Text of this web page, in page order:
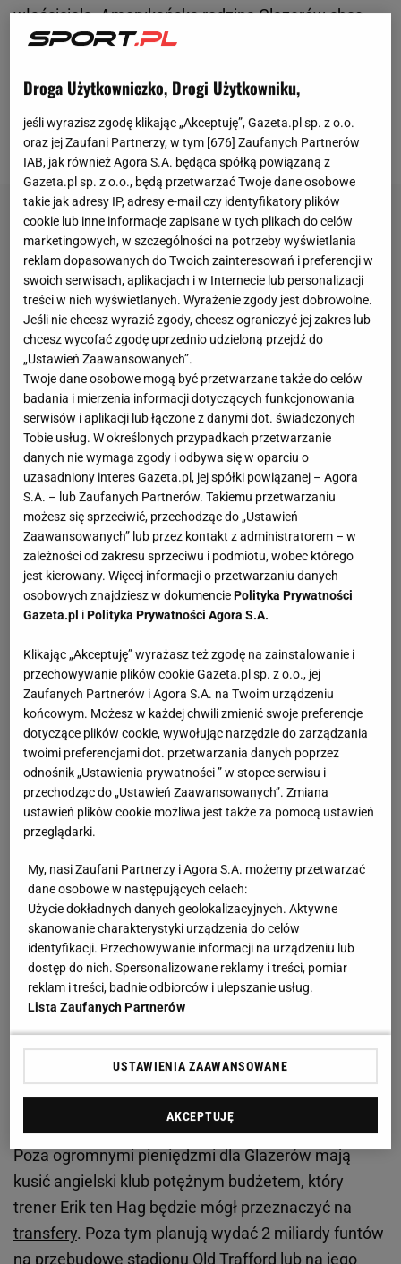
właściciela. Amerykańska rodzina Glazerów chce
pozbyć się pakietu właścicielskiego i już czeka na
zakupem jest grupa prywatnych inwestorów z
Kataru. Według dziennika dotychczasowi właściciele
liczą na 6 miliardów funtów.
Zobacz wideoO co chodzi w procesie Lewandowski
Nowy stadion i wielka kasa na transfery. Katarczycy
kuszą Manchester United
"Katarczycy złożą ofertę na dniach. Stanie się to na
pewno przed połową lutego - terminem
przekonani, że ich oferta zdmuchnie konkurencję" -
czytamy. Naftowi potentaci uważają Manchester
United za "futbolową perełkę", największy klub na
świecie i chcą ponownie poprowadzić go na szczyt.
Poza ogromnymi pieniędzmi dla Glazerów mają
kusić angielski klub potężnym budżetem, który
trener Erik ten Hag będzie mógł przeznaczyć na
transfery. Poza tym planują wydać 2 miliardy funtów
na przebudowę stadionu Old Trafford lub na jego
Droga Użytkowniczko, Drogi Użytkowniku,
jeśli wyrazisz zgodę klikając „Akceptuję”, Gazeta.pl sp. z o.o.
oraz jej Zaufani Partnerzy, w tym [676] Zaufanych Partnerów
IAB, jak również Agora S.A. będąca spółką powiązaną z
Gazeta.pl sp. z o.o., będą przetwarzać Twoje dane osobowe
takie jak adresy IP, adresy e-mail czy identyfikatory plików
cookie lub inne informacje zapisane w tych plikach do celów
marketingowych, w szczególności na potrzeby wyświetlania
reklam dopasowanych do Twoich zainteresowań i preferencji w
swoich serwisach, aplikacjach i w Internecie lub personalizacji
treści w nich wyświetlanych. Wyrażenie zgody jest dobrowolne.
Jeśli nie chcesz wyrazić zgody, chcesz ograniczyć jej zakres lub
chcesz wycofać zgodę uprzednio udzieloną przejdź do
„Ustawień Zaawansowanych”.
Twoje dane osobowe mogą być przetwarzane także do celów
badania i mierzenia informacji dotyczących funkcjonowania
serwisów i aplikacji lub łączone z danymi dot. świadczonych
Tobie usług. W określonych przypadkach przetwarzanie
danych nie wymaga zgody i odbywa się w oparciu o
uzasadniony interes Gazeta.pl, jej spółki powiązanej – Agora
S.A. – lub Zaufanych Partnerów. Takiemu przetwarzaniu
możesz się sprzeciwić, przechodząc do „Ustawień
Zaawansowanych” lub przez kontakt z administratorem – w
zależności od zakresu sprzeciwu i podmiotu, wobec którego
jest kierowany. Więcej informacji o przetwarzaniu danych
osobowych znajdziesz w dokumenciePolityka Prywatności
Gazeta.pl iPolityka Prywatności Agora S.A.
Klikając „Akceptuję” wyrażasz też zgodę na zainstalowanie i
przechowywanie plików cookie Gazeta.pl sp. z o.o., jej
Zaufanych Partnerów i Agora S.A. na Twoim urządzeniu
końcowym. Możesz w każdej chwili zmienić swoje preferencje
dotyczące plików cookie, wywołując narzędzie do zarządzania
twoimi preferencjami dot. przetwarzania danych poprzez
odnośnik „Ustawienia prywatności ” w stopce serwisu i
przechodząc do „Ustawień Zaawansowanych”. Zmiana
ustawień plików cookie możliwa jest także za pomocą ustawień
przeglądarki.
My, nasi Zaufani Partnerzy i Agora S.A. możemy przetwarzać
dane osobowe w następujących celach:
Użycie dokładnych danych geolokalizacyjnych. Aktywne
skanowanie charakterystyki urządzenia do celów
identyfikacji. Przechowywanie informacji na urządzeniu lub
dostęp do nich. Spersonalizowane reklamy i treści, pomiar
reklam i treści, badnie odbiorców i ulepszanie usług.
Lista Zaufanych Partnerów
USTAWIENIA ZAAWANSOWANE
AKCEPTUJĘ